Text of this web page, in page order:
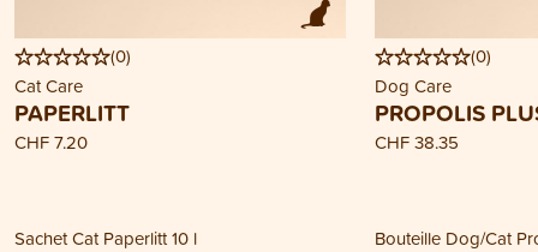
(0)
Cat Care
PAPERLITT
CHF 7.20
Sachet Cat Paperlitt 10 l
(0)
Dog Care
PROPOLIS
CHF 38.35
Bouteille Dog/Cat